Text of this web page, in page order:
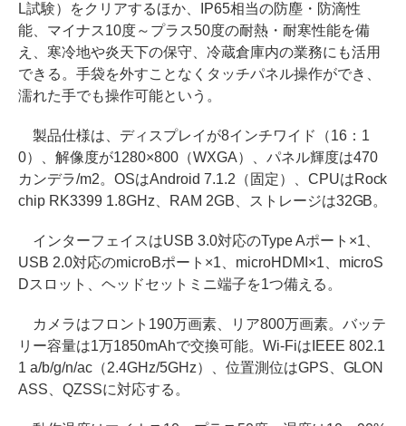
L試験）をクリアするほか、IP65相当の防塵・防滴性
能、マイナス10度～プラス50度の耐熱・耐寒性能を備
え、寒冷地や炎天下の保守、冷蔵倉庫内の業務にも活用
できる。手袋を外すことなくタッチパネル操作ができ、
濡れた手でも操作可能という。
製品仕様は、ディスプレイが8インチワイド（16：1
0）、解像度が1280×800（WXGA）、パネル輝度は470
カンデラ/m2。OSはAndroid 7.1.2（固定）、CPUはRock
chip RK3399 1.8GHz、RAM 2GB、ストレージは32GB。
インターフェイスはUSB 3.0対応のType Aポート×1、
USB 2.0対応のmicroBポート×1、microHDMI×1、microS
Dスロット、ヘッドセットミニ端子を1つ備える。
カメラはフロント190万画素、リア800万画素。バッテ
リー容量は1万1850mAhで交換可能。Wi-FiはIEEE 802.1
1 a/b/g/n/ac（2.4GHz/5GHz）、位置測位はGPS、GLON
ASS、QZSSに対応する。